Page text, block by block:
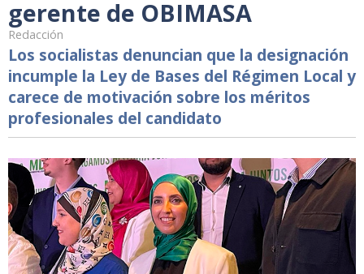
gerente de OBIMASA
Redacción
Los socialistas denuncian que la designación
incumple la Ley de Bases del Régimen Local y
carece de motivación sobre los méritos
profesionales del candidato